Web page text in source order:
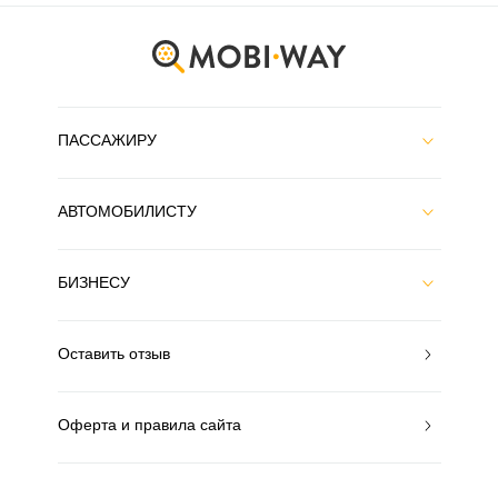
ПАССАЖИРУ
АВТОМОБИЛИСТУ
БИЗНЕСУ
Оставить отзыв
Оферта и правила сайта